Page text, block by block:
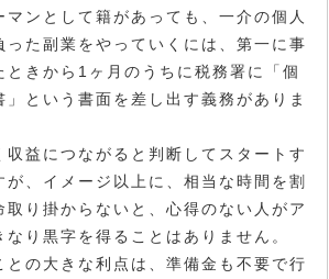
マンとして籍があっても、一介の個人
った副業をやっていくには、第一に事
ときから1ヶ月のうちに税務署に「個
」という書面を差し出す義務がありま
収益につながると判断してスタートす
が、イメージ以上に、相当な時間を割
取り掛からないと、心得のない人がア
り黒字を得ることはありません。
との大きな利点は、準備金も不要で行